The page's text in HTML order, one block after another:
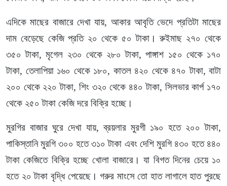
এদিকে মাছের বাজারে দেখা যায়, আকার আবৃতি ভেদে প্রতিটা মাছের
দাম বেড়েছে কেজি প্রতি ২০ থেকে ৫০ টাকা। রুইমাছ ২৭০ থেকে
৩৫০ টাকা, মৃগেল ২৩০ থেকে ২৮০ টাকা, পাঙ্গাশ ১৫০ থেকে ১৭০
টাকা, তেলাপিয়া ১৬০ থেকে ১৮০, কাতল ৪২০ থেকে ৪৭০ টাকা, বাটা
২০০ থেকে ২২০ টাকা, শিং ৩২০ থেকে ৪৪০ টাকা, সিলভার কার্প ১৭০
থেকে ২৫০ টাকা কেজি দরে বিক্রি হচ্ছে।
মুরগির বাজার ঘুরে দেখা যায়, ব্রয়লার মুরগী ১৯০ হতে ২০০ টাকা,
পাকিস্তানি মুরগি ৩০০ হতে ৩১০ টাকা এবং দেশি মুরগি ৪৩০ হতে ৪৪০
টাকা কেজিতে বিক্রি হচ্ছে খোলা বাজারে। যা বিগত দিনের চেয়ে ১০
হতে ২০ টাকা বৃদ্ধি পেয়েছে। গরুর মাংসে তো হাত লাগালে হাত পুরছে